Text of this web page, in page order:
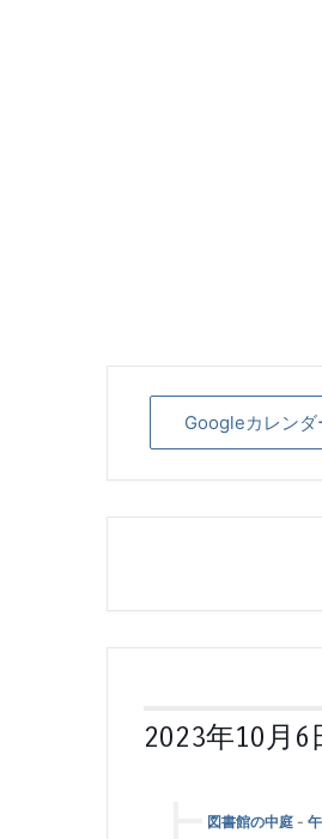
Googleカレンダ
2023年10月6
図書館の中庭 -